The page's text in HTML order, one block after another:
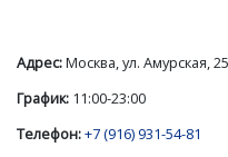
Адрес:Москва, ул. Амурская,
График: 11:00-23:00
Телефон:+7 (916) 931-54-81